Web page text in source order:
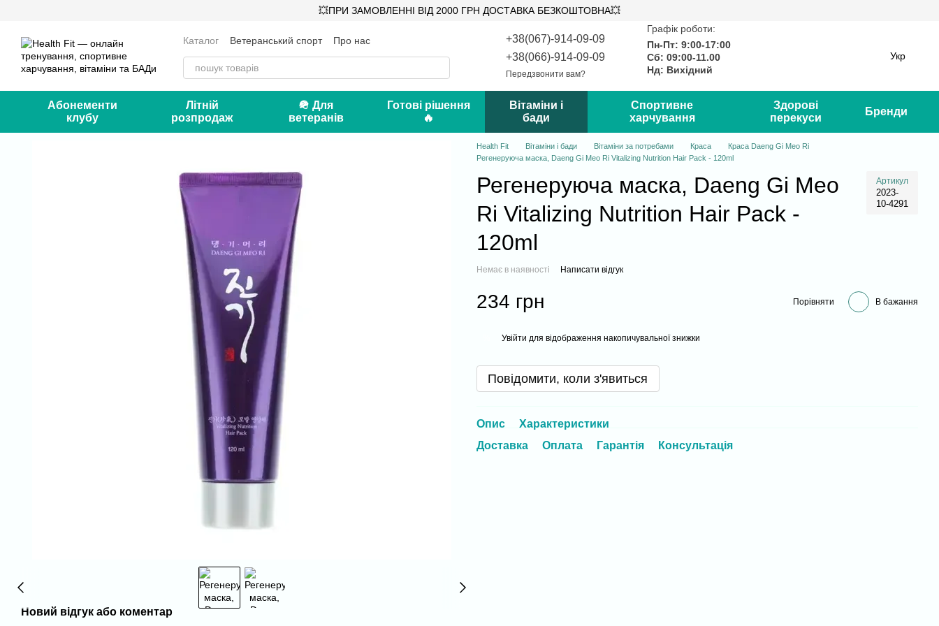
💥ПРИ ЗАМОВЛЕННІ ВІД 2000 ГРН ДОСТАВКА БЕЗКОШТОВНА💥
Каталог Ветеранський спорт
Про нас
Оплата і доставка
Сертифікати
Відгуки про магазин
Контакти
Блог
+38(067)-914-09-09
+38(066)-914-09-09
Передзвонити вам?
Графік роботи:
Пн-Пт: 9:00-17:00
Сб: 09:00-11.00
Нд: Вихідний
Укр
Абонементи
клубу
Літній
розпродаж
🪖 Для
ветеранів
Готові рішення
🔥
Вітаміни і
бади
Спортивне
харчування
Здорові
перекуси
Бренди
Новий відгук або коментар
Health Fit Вітаміни і бади Вітаміни за потребами Краса
Краса Daeng Gi Meo Ri
Регенеруюча маска, Daeng Gi Meo Ri Vitalizing Nutrition Hair Pack - 120ml
Регенеруюча маска, Daeng Gi Meo
Ri Vitalizing Nutrition Hair Pack -
120ml
Артикул
2023-
10-4291
Немає в наявності Написати відгук
234 грн Порівняти В бажання
Увійти для відображення накопичувальної знижки
Повідомити, коли з'явиться
Опис
Характеристики
Доставка
Оплата Гарантія Консультація